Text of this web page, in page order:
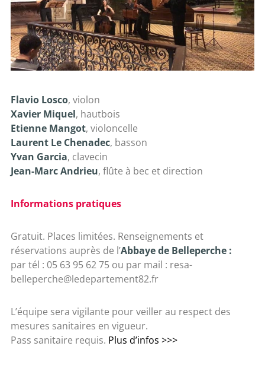
Flavio Losco, violon
Xavier Miquel, hautbois
Etienne Mangot, violoncelle
Laurent Le Chenadec, basson
Yvan Garcia, clavecin
Jean-Marc Andrieu, flûte à bec et direction
Informations pratiques
Gratuit. Places limitées. Renseignements et
réservations auprès de l’Abbaye de Belleperche :
par tél : 05 63 95 62 75 ou par mail : resa-
belleperche@ledepartement82.fr
L’équipe sera vigilante pour veiller au respect des
mesures sanitaires en vigueur.
Pass sanitaire requis. Plus d’infos >>>